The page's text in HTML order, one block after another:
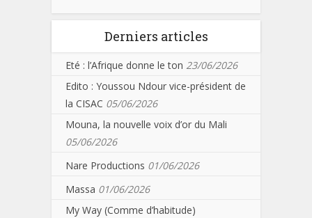
Derniers articles
Eté : l’Afrique donne le ton 23/06/2026
Edito : Youssou Ndour vice-président de
la CISAC 05/06/2026
Mouna, la nouvelle voix d’or du Mali
05/06/2026
Nare Productions 01/06/2026
Massa 01/06/2026
My Way (Comme d’habitude)